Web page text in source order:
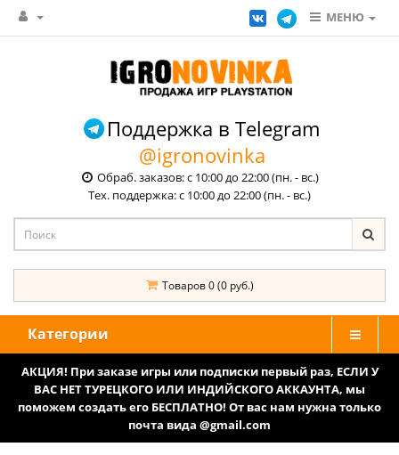
МЕНЮ
Поддержка в Telegram
@igronovinka
Обраб. заказов: с 10:00 до 22:00 (пн. - вс.)
Тех. поддержка: с 10:00 до 22:00 (пн. - вс.)
Товаров 0 (0 руб.)
Категории
АКЦИЯ! При заказе игры или подписки первый раз, ЕСЛИ У
ВАС НЕТ ТУРЕЦКОГО ИЛИ ИНДИЙСКОГО АККАУНТА, мы
поможем создать его БЕСПЛАТНО! От вас нам нужна только
почта вида @gmail.com